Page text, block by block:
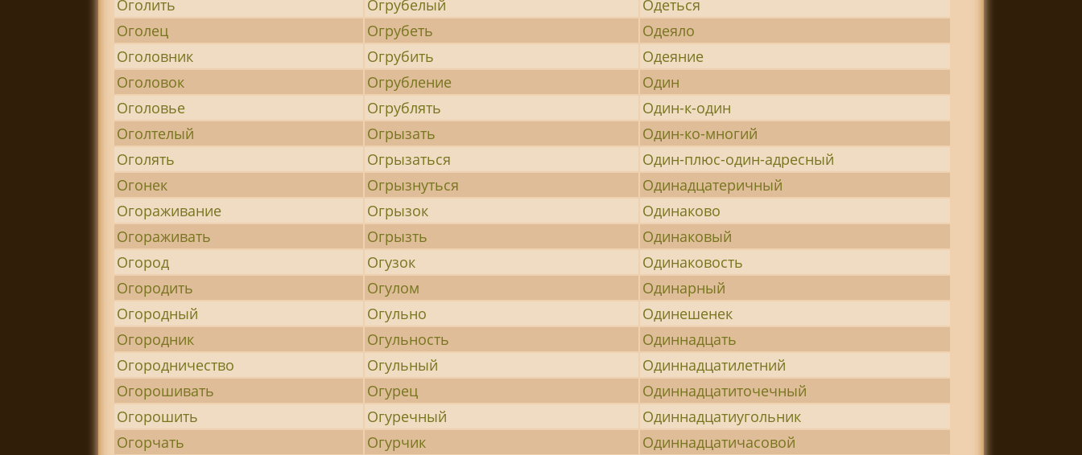
Оголить
Огрубелый
Одеться
Оголец
Огрубеть
Одеяло
Оголовник
Огрубить
Одеяние
Оголовок
Огрубление
Один
Оголовье
Огрублять
Один-к-один
Оголтелый
Огрызать
Один-ко-многий
Оголять
Огрызаться
Один-плюс-один-адресный
Огонек
Огрызнуться
Одинадцатеричный
Огораживание
Огрызок
Одинаково
Огораживать
Огрызть
Одинаковый
Огород
Огузок
Одинаковость
Огородить
Огулом
Одинарный
Огородный
Огульно
Одинешенек
Огородник
Огульность
Одиннадцать
Огородничество
Огульный
Одиннадцатилетний
Огорошивать
Огурец
Одиннадцатиточечный
Огорошить
Огуречный
Одиннадцатиугольник
Огорчать
Огурчик
Одиннадцатичасовой